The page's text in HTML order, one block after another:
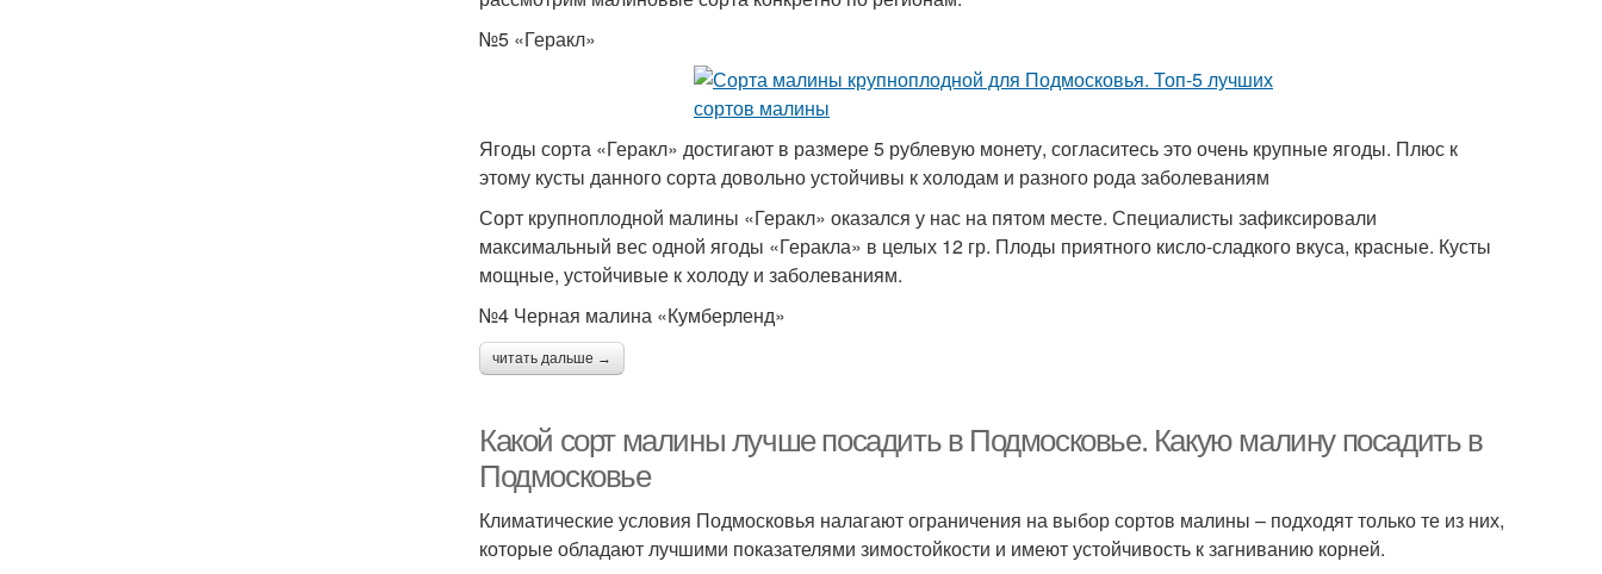
№5 «Геракл»
Ягоды сорта «Геракл» достигают в размере 5 рублевую монету, согласитесь это очень крупные ягоды. Плюс к
этому кусты данного сорта довольно устойчивы к холодам и разного рода заболеваниям
Сорт крупноплодной малины «Геракл» оказался у нас на пятом месте. Специалисты зафиксировали
максимальный вес одной ягоды «Геракла» в целых 12 гр. Плоды приятного кисло-сладкого вкуса, красные. Кусты
мощные, устойчивые к холоду и заболеваниям.
№4 Черная малина «Кумберленд»
читать дальше →
Какой сорт малины лучше посадить в Подмосковье. Какую малину посадить в
Подмосковье
Климатические условия Подмосковья налагают ограничения на выбор сортов малины – подходят только те из них,
которые обладают лучшими показателями зимостойкости и имеют устойчивость к загниванию корней.